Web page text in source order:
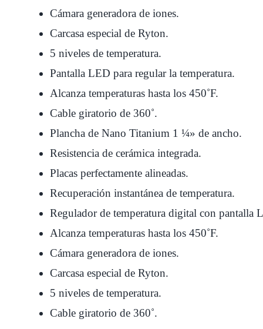
Cámara generadora de iones.
Carcasa especial de Ryton.
5 niveles de temperatura.
Pantalla LED para regular la temperatura.
Alcanza temperaturas hasta los 450˚F.
Cable giratorio de 360˚.
Plancha de Nano Titanium 1 ¼» de ancho.
Resistencia de cerámica integrada.
Placas perfectamente alineadas.
Recuperación instantánea de temperatura.
Regulador de temperatura digital con pantalla
Alcanza temperaturas hasta los 450˚F.
Cámara generadora de iones.
Carcasa especial de Ryton.
5 niveles de temperatura.
Cable giratorio de 360˚.